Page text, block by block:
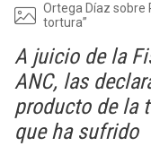
Ortega Díaz sobre
tortura”
A juicio de la
ANC, las
producto de la
que ha sufrido